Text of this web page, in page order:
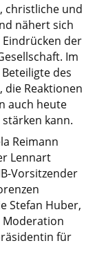
christliche und
nähert sich
der
Im
des
die Reaktionen
auch heute
kann.
Reimann
Lennart
Vorsitzender
Stefan Huber,
Moderation
für